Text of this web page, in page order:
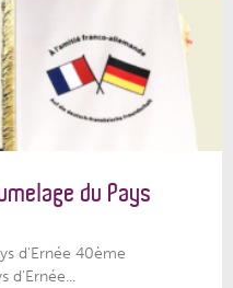
du Pays
d'Ernée 40ème
d'Ernée...